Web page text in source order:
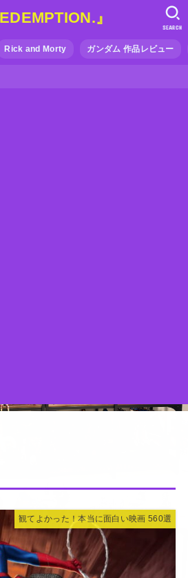
』
Rick and Morty ガンダム 作品レビュー
SEARCH
観てよかった！本当に面白い映画 560選